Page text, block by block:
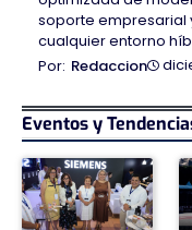
soporte empresarial
cualquier entorno
Redaccion
Eventos y